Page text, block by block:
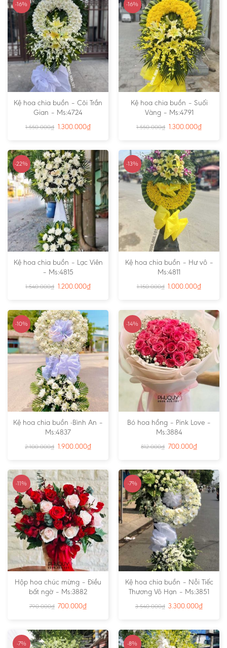
-16%
Kệ hoa chia buồn – Cõi Trần
Gian – Ms:4724
1.550.000₫ 1.300.000₫
-16%
Kệ hoa chia buồn – Suối
Vàng – Ms:4791
1.550.000₫ 1.300.000₫
-22%
Kệ hoa chia buồn – Lạc Viên
– Ms:4815
1.540.000₫ 1.200.000₫
-13%
Kệ hoa chia buồn – Hư vô –
Ms:4811
1.150.000₫ 1.000.000₫
-10%
Kệ hoa chia buồn -Bình An –
Ms:4837
2.100.000₫ 1.900.000₫
-14%
Bó hoa hồng – Pink Love –
Ms:3884
812.000₫ 700.000₫
-11%
Hộp hoa chúc mừng – Điều
bất ngờ – Ms:3882
790.000₫ 700.000₫
-7%
Kệ hoa chia buồn – Nỗi Tiếc
Thương Vô Hạn – Ms:3851
3.540.000₫ 3.300.000₫
-7% -8%